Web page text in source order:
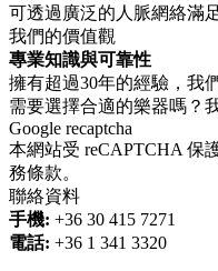
可透過廣泛的人脈網絡滿
我們的價值觀
專業知識與可靠性
擁有超過30年的經驗，我
需要選擇合適的樂器嗎？
Google recaptcha
本網站受 reCAPTCHA 保
務條款。
聯絡資料
手機: +36 30 415 7271
電話: +36 1 341 3320